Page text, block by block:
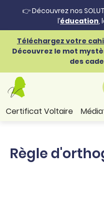
👉 Découvrez nos
l’éducation,
Téléchargez votre
Découvrez le mot
des
Certificat Voltaire
Règle